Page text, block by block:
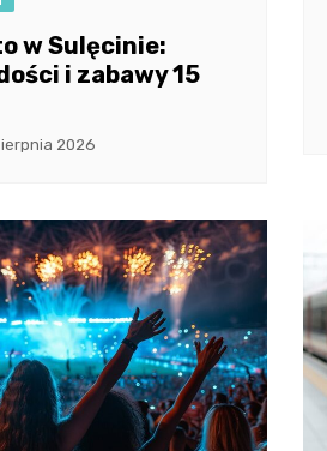
w Sulęcinie:
i zabawy 15
2026